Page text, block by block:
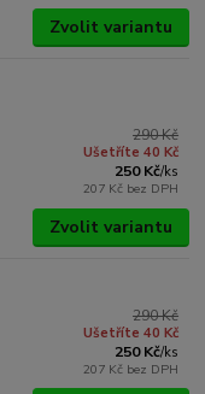
Zvolit variantu
290 Kč
Ušetříte 40 Kč
250 Kč/ks
207 Kč bez DPH
Zvolit variantu
290 Kč
Ušetříte 40 Kč
250 Kč/ks
207 Kč bez DPH